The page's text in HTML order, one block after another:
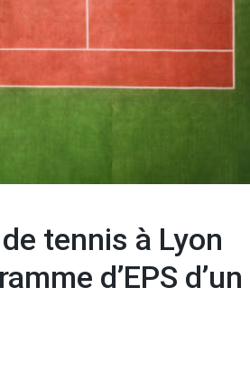
tennis à Lyon
d’EPS d’un